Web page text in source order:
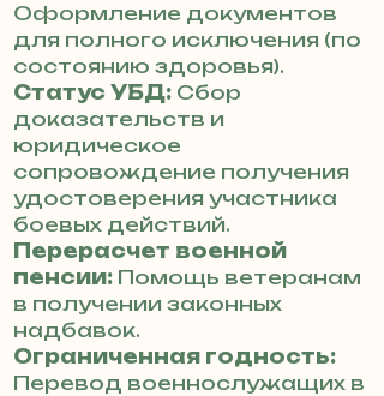
Оформление документов
для полного исключения (по
состоянию здоровья).
Статус УБД: Сбор
доказательств и
юридическое
сопровождение получения
удостоверения участника
боевых действий.
Перерасчет военной
пенсии: Помощь ветеранам
в получении законных
надбавок.
Ограниченная годность:
Перевод военнослужащих в